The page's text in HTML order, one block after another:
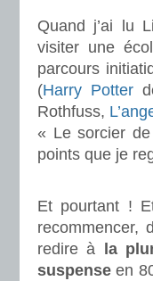
Quand j’ai lu
visiter une
parcours
(Harry Potter
Rothfuss,
« Le sorcier de
points que je
Et pourtant !
recommencer,
redire à la
suspense en